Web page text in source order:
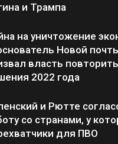
и Трампа
на уничтожение
Новой
власть повторить
2022 года
и Рютте
со странами, у
для ПВО